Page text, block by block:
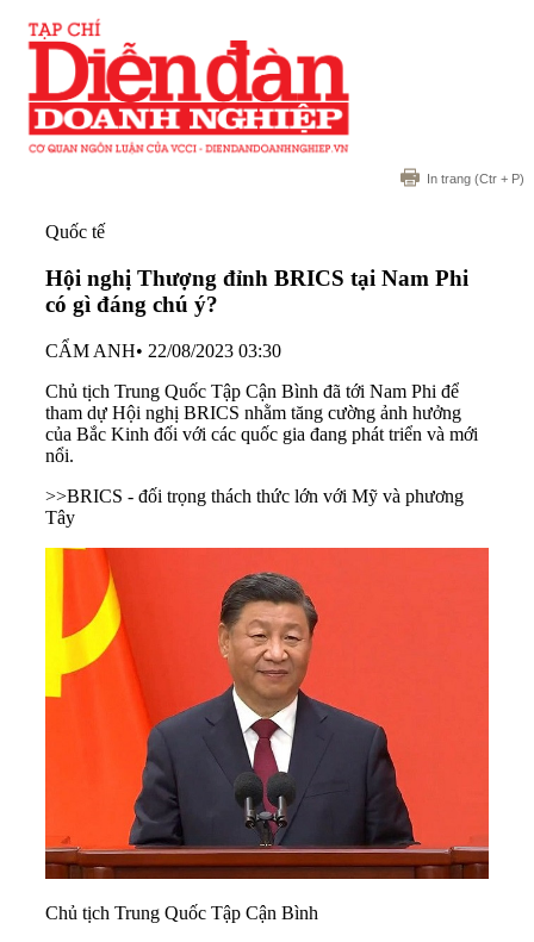
In trang (Ctr + P)
Quốc tế
Hội nghị Thượng đỉnh BRICS tại Nam Phi
có gì đáng chú ý?
CẨM ANH• 22/08/2023 03:30
Chủ tịch Trung Quốc Tập Cận Bình đã tới Nam Phi để
tham dự Hội nghị BRICS nhằm tăng cường ảnh hưởng
của Bắc Kinh đối với các quốc gia đang phát triển và mới
nổi.
>>BRICS - đối trọng thách thức lớn với Mỹ và phương
Tây
Chủ tịch Trung Quốc Tập Cận Bình